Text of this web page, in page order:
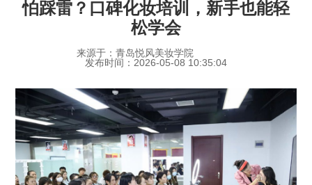
怕踩雷？口碑化妆培训，新手也能轻
松学会
来源于：青岛悦风美妆学院
发布时间：2026-05-08 10:35:04